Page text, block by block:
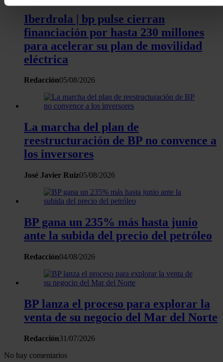
Identificar su dispositivo analizándolo activamente
buscar características específicas (huellas digitales)
Obtenga más información sobre cómo se procesan sus
personales y establezca sus preferencias en la sección de
datos . Puede cambiar o retirar su consentimiento en
Las cookies de este sitio web se usan para personalizar el
contenido y los anuncios, ofrecer funciones de redes
uso que haga del sitio web con nuestros partners de redes
sociales, publicidad y análisis web, quienes pueden
con otra información que les haya proporcionado o que
Iberdrola | bp pulse cierran
financiación por hasta 230 millones
para acelerar su plan de movilidad
eléctrica
Redacción05/08/2026
La marcha del plan de
reestructuración de BP no convence a
los inversores
José Javier Ruiz05/08/2026
BP gana un 235% más hasta junio
ante la subida del precio del petróleo
Redacción04/08/2026
BP lanza el proceso para explorar la
venta de su negocio del Mar del Norte
Redacción31/07/2026
No hay comentarios